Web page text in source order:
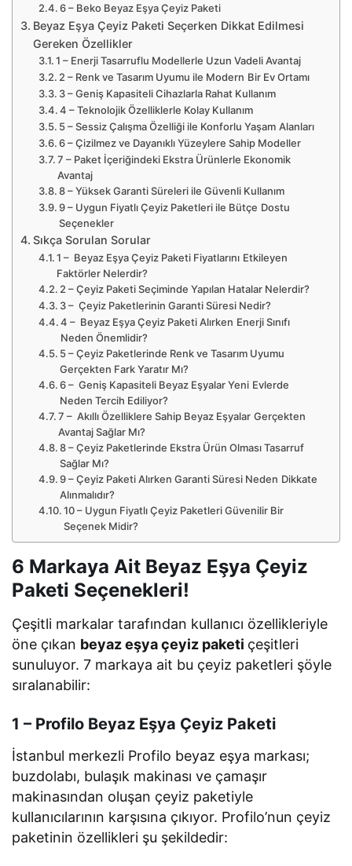
6 – Beko Beyaz Eşya Çeyiz Paketi
Beyaz Eşya Çeyiz Paketi Seçerken Dikkat Edilmesi
Gereken Özellikler
1 – Enerji Tasarruflu Modellerle Uzun Vadeli Avantaj
2 – Renk ve Tasarım Uyumu ile Modern Bir Ev Ortamı
3 – Geniş Kapasiteli Cihazlarla Rahat Kullanım
4 – Teknolojik Özelliklerle Kolay Kullanım
5 – Sessiz Çalışma Özelliği ile Konforlu Yaşam Alanları
6 – Çizilmez ve Dayanıklı Yüzeylere Sahip Modeller
7 – Paket İçeriğindeki Ekstra Ürünlerle Ekonomik
Avantaj
8 – Yüksek Garanti Süreleri ile Güvenli Kullanım
9 – Uygun Fiyatlı Çeyiz Paketleri ile Bütçe Dostu
Seçenekler
Sıkça Sorulan Sorular
1 – Beyaz Eşya Çeyiz Paketi Fiyatlarını Etkileyen
Faktörler Nelerdir?
2 – Çeyiz Paketi Seçiminde Yapılan Hatalar Nelerdir?
3 – Çeyiz Paketlerinin Garanti Süresi Nedir?
4 – Beyaz Eşya Çeyiz Paketi Alırken Enerji Sınıfı
Neden Önemlidir?
5 – Çeyiz Paketlerinde Renk ve Tasarım Uyumu
Gerçekten Fark Yaratır Mı?
6 – Geniş Kapasiteli Beyaz Eşyalar Yeni Evlerde
Neden Tercih Ediliyor?
7 – Akıllı Özelliklere Sahip Beyaz Eşyalar Gerçekten
Avantaj Sağlar Mı?
8 – Çeyiz Paketlerinde Ekstra Ürün Olması Tasarruf
Sağlar Mı?
9 – Çeyiz Paketi Alırken Garanti Süresi Neden Dikkate
Alınmalıdır?
10 – Uygun Fiyatlı Çeyiz Paketleri Güvenilir Bir
Seçenek Midir?
6 Markaya Ait Beyaz Eşya Çeyiz
Paketi Seçenekleri!
Çeşitli markalar tarafından kullanıcı özellikleriyle
öne çıkan beyaz eşya çeyiz paketi çeşitleri
sunuluyor. 7 markaya ait bu çeyiz paketleri şöyle
sıralanabilir:
1 – Profilo Beyaz Eşya Çeyiz Paketi
İstanbul merkezli Profilo beyaz eşya markası;
buzdolabı, bulaşık makinası ve çamaşır
makinasından oluşan çeyiz paketiyle
kullanıcılarının karşısına çıkıyor. Profilo’nun çeyiz
paketinin özellikleri şu şekildedir: